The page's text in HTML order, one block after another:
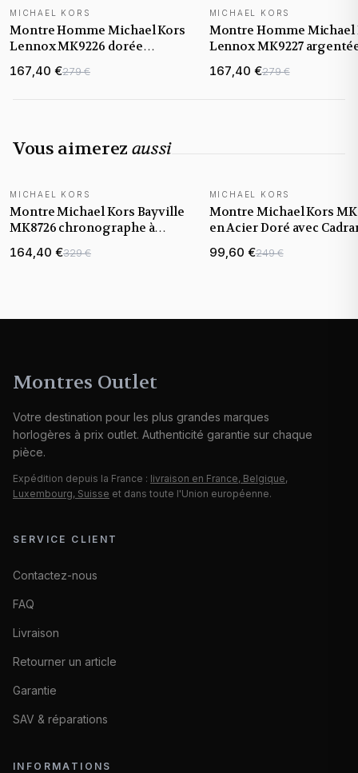
NOUVEAUTÉ
MICHAEL KORS
Montre Homme Michael Kors
Lennox MK9226 dorée
bracelet maillons acier
167,40 €279 €
NOUVEAUTÉ
MICHAEL KORS
Montre Homme Michael
Lennox MK9227
bracelet maillons acier
167,40 €279 €
Vous aimerez aussi
MICHAEL KORS
Montre Michael Kors Bayville
MK8726 chronographe à
164,40 €329 €
MICHAEL KORS
Montre Michael Kors
en Acier Doré avec
99,60 €249 €
Montres Outlet
Votre destination pour les plus grandes marques
horlogères à prix outlet. Authenticité garantie sur chaque
pièce.
Expédition depuis la France : livraison en France, Belgique,
Luxembourg, Suisse et dans toute l'Union européenne.
SERVICE CLIENT
Contactez-nous
FAQ
Livraison
Retourner un article
Garantie
SAV & réparations
INFORMATIONS